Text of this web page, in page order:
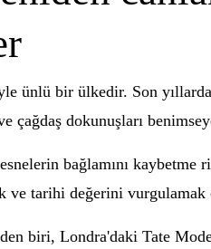
ünlü bir ülkedir. Son
çağdaş dokunuşları
bağlamını
tarihi değerini
biri, Londra'daki Tate